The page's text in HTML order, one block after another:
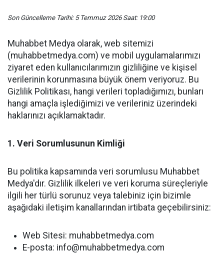
Son Güncelleme Tarihi: 5 Temmuz 2026 Saat: 19:00
Muhabbet Medya olarak, web sitemizi
(muhabbetmedya.com) ve mobil uygulamalarımızı
ziyaret eden kullanıcılarımızın gizliliğine ve kişisel
verilerinin korunmasına büyük önem veriyoruz. Bu
Gizlilik Politikası, hangi verileri topladığımızı, bunları
hangi amaçla işlediğimizi ve verileriniz üzerindeki
haklarınızı açıklamaktadır.
1. Veri Sorumlusunun Kimliği
Bu politika kapsamında veri sorumlusu Muhabbet
Medya'dır. Gizlilik ilkeleri ve veri koruma süreçleriyle
ilgili her türlü sorunuz veya talebiniz için bizimle
aşağıdaki iletişim kanallarından irtibata geçebilirsiniz:
Web Sitesi: muhabbetmedya.com
E-posta: info@muhabbetmedya.com